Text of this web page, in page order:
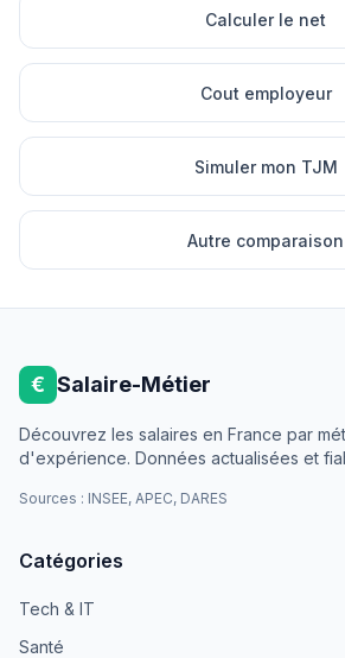
Calculer le net
Cout employeur
Simuler mon TJM
Autre comparaison
€ Salaire-Métier
Découvrez les salaires en France par
d'expérience. Données actualisées et
Sources : INSEE, APEC, DARES
Catégories
Tech & IT
Santé